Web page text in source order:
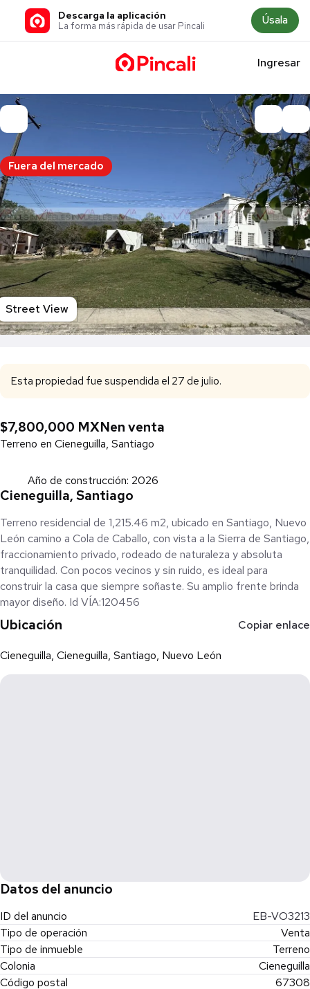
Descarga la aplicación
La forma más rápida de usar Pincali Úsala
Ingresar
Fuera del mercado
Street View
Esta propiedad fue suspendida el 27 de julio.
$7,800,000 MXNen venta
Terreno en Cieneguilla, Santiago
Año de construcción: 2026
Cieneguilla, Santiago
Terreno residencial de 1,215.46 m2, ubicado en Santiago, Nuevo
León camino a Cola de Caballo, con vista a la Sierra de Santiago,
fraccionamiento privado, rodeado de naturaleza y absoluta
tranquilidad. Con pocos vecinos y sin ruido, es ideal para
construir la casa que siempre soñaste. Su amplio frente brinda
mayor diseño. Id VÍA:120456
Ubicación Copiar enlace
Cieneguilla, Cieneguilla, Santiago, Nuevo León
Datos del anuncio
ID del anuncio
EB-VO3213
Tipo de operación
Venta
Tipo de inmueble
Terreno
Colonia
Cieneguilla
Código postal
67308